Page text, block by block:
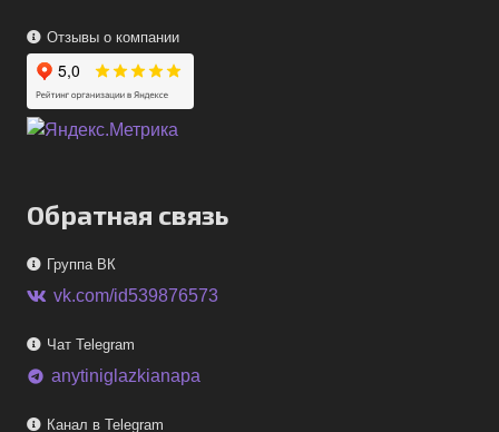
Отзывы о компании
Обратная связь
Группа ВК
vk.com/id539876573
Чат Telegram
telegram anytiniglazkianapa
Канал в Telegram